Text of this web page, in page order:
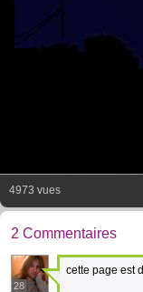
4973 vues
2 Commentaires
28
cette page est